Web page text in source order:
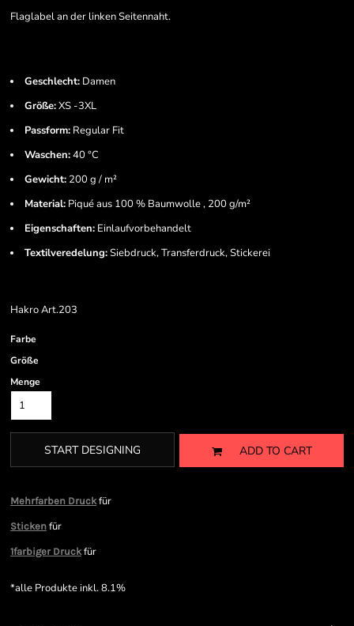
Flaglabel an der linken Seitennaht.
Geschlecht: Damen
Größe:XS -3XL
Passform: Regular Fit
Waschen:40 °C
Gewicht: 200 g / m²
Material: Piqué aus 100 % Baumwolle , 200 g/m²
Eigenschaften: Einlaufvorbehandelt
Textilveredelung:Siebdruck, Transferdruck, Stickerei
Hakro Art.203
Farbe
Größe
Menge
START DESIGNING ADD TO CART
Mehrfarben Druckfür
Sticken für
1farbiger Druckfür
*alle Produkte inkl. 8.1%